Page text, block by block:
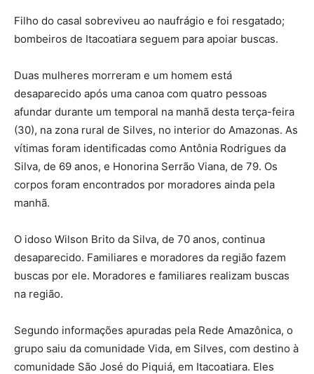
Filho do casal sobreviveu ao naufrágio e foi resgatado;
bombeiros de Itacoatiara seguem para apoiar buscas.
Duas mulheres morreram e um homem está
desaparecido após uma canoa com quatro pessoas
afundar durante um temporal na manhã desta terça-feira
(30), na zona rural de Silves, no interior do Amazonas. As
vítimas foram identificadas como Antônia Rodrigues da
Silva, de 69 anos, e Honorina Serrão Viana, de 79. Os
corpos foram encontrados por moradores ainda pela
manhã.
O idoso Wilson Brito da Silva, de 70 anos, continua
desaparecido. Familiares e moradores da região fazem
buscas por ele. Moradores e familiares realizam buscas
na região.
Segundo informações apuradas pela Rede Amazônica, o
grupo saiu da comunidade Vida, em Silves, com destino à
comunidade São José do Piquiá, em Itacoatiara. Eles